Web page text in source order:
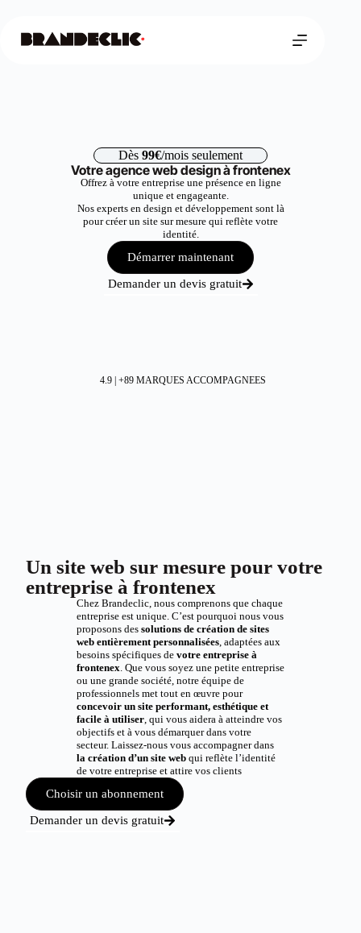
Dès 99€/mois seulement
Votre agence web design à frontenex
Offrez à votre entreprise une présence en ligne
unique et engageante.
Nos experts en design et développement sont là
pour créer un site sur mesure qui reflète votre
identité.
Démarrer maintenant
Demander un devis gratuit
4.9 | +89 MARQUES ACCOMPAGNEES
Un site web sur mesure pour votre
entreprise à frontenex
Chez Brandeclic, nous comprenons que chaque
entreprise est unique. C’est pourquoi nous vous
proposons des solutions de création de sites
web entièrement personnalisées, adaptées aux
besoins spécifiques de votre entreprise à
frontenex. Que vous soyez une petite entreprise
ou une grande société, notre équipe de
professionnels met tout en œuvre pour
concevoir un site performant, esthétique et
facile à utiliser, qui vous aidera à atteindre vos
objectifs et à vous démarquer dans votre
secteur. Laissez-nous vous accompagner dans
la création d’un site webqui reflète l’identité
de votre entreprise et attire vos clients
Choisir un abonnement
Demander un devis gratuit